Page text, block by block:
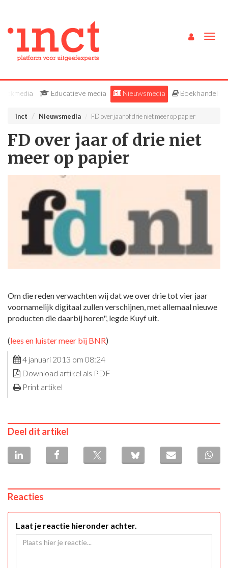
Vakmedia Educatieve media Nieuwsmedia Boekhandel
inct Nieuwsmedia FD over jaar of drie niet meer op papier
FD over jaar of drie niet
meer op papier
Om die reden verwachten wij dat we over drie tot vier jaar
voornamelijk digitaal zullen verschijnen, met allemaal nieuwe
producten die daarbij horen", legde Kuyf uit.
(lees en luister meer bij BNR)
4 januari 2013 om 08:24
Download artikel als PDF
Print artikel
Deel dit artikel
Reacties
Laat je reactie hieronder achter.